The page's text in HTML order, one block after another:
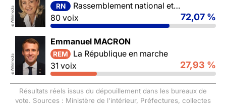
©
Wikimedia RN
Rassemblement national et ses alliés
80 voix
72,07 %
©
Wikimedia
Emmanuel MACRON
REM
La République en marche
31 voix
27,93 %
Résultats réels issus du dépouillement dans les bureaux de
vote. Sources : Ministère de l'intérieur, Préfectures, collectes